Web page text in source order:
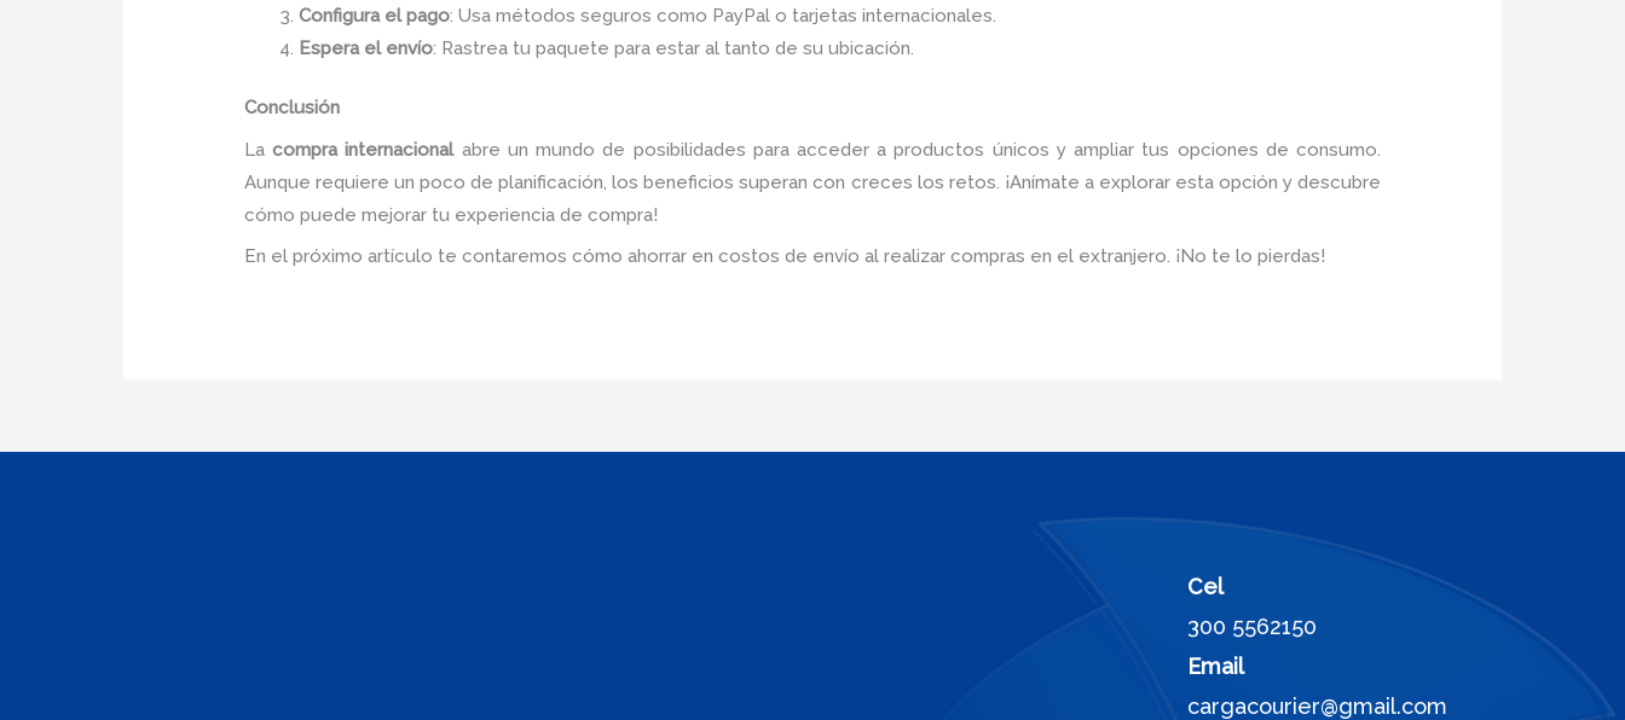
Configura el pago: Usa métodos seguros como PayPal o tarjetas internacionales.
Espera el envío: Rastrea tu paquete para estar al tanto de su ubicación.
Conclusión
Lacompra internacionalabre un mundo de posibilidades para acceder a productos únicos y ampliar tus opciones de consumo.
Aunque requiere un poco de planificación, los beneficios superan con creces los retos. ¡Anímate a explorar esta opción y descubre
cómo puede mejorar tu experiencia de compra!
En el próximo artículo te contaremos cómo ahorrar en costos de envío al realizar compras en el extranjero. ¡No te lo pierdas!
Cel
300 5562150
Email
cargacourier@gmail.com